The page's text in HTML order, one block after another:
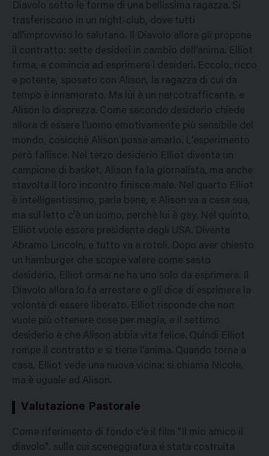
Diavolo sotto le forme di una bellissima ragazza. Si
trasferiscono in un night-club, dove tutti
all'improvviso lo salutano. Il Diavolo allora gli propone
il contratto: sette desideri in cambio dell'anima. Elliot
firma, e comincia ad esprimere i desideri. Eccolo, ricco
e potente, sposato con Alison, la ragazza di cui da
tempo è innamorato. Ma lui è un narcotrafficante, e
Alison lo disprezza. Come secondo desiderio chiede
allora di essere l'uomo emotivamente più sensibile del
mondo, cosicchè Alison possa amarlo. L'esperimento
però fallisce. Nel terzo desiderio Elliot diventa un
campione di basket, Alison fa la giornalista, ma anche
stavolta il loro incontro finisce male. Nel quarto Elliot
è intelligentissimo, parla bene, e Alison va a casa sua,
ma sul letto c'è un uomo, perchè lui è gay. Nel quinto,
Elliot vuole essere presidente degli USA. Diventa
Abramo Lincoln, e tutto va a rotoli. Dopo aver chiesto
un hamburger che scopre valere come sesto
desiderio, Elliot ormai ne ha uno solo da esprimere. Il
Diavolo allora lo fa arrestare e gli dice di esprimere la
volontà di essere liberato. Elliot risponde che non
vuole più ottenere cose per magia, e il settimo
desiderio è che Alison abbia vita felice. Quindi Elliot
rompe il contratto e si tiene l'anima. Quando torna a
casa, Elliot vede una nuova vicina: si chiama Nicole,
ma è uguale ad Alison.
Valutazione Pastorale
Come riferimento di fondo c'è il film "Il mio amico il
diavolo", sulla cui sceneggiatura é stata costruita